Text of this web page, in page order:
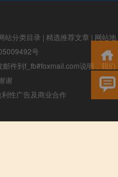
站分类目录 | 精选推荐文章 | 网站地
号
件到f_fb#foxmail.com说明，我们
谢
性广告及商业合作